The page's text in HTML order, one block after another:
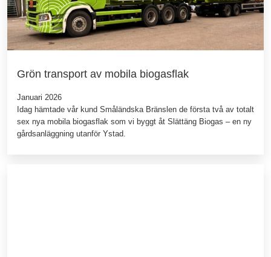
Grön transport av mobila biogasflak
Januari 2026
Idag hämtade vår kund Småländska Bränslen de första två av totalt
sex nya mobila biogasflak som vi byggt åt Slättäng Biogas – en ny
gårdsanläggning utanför Ystad.